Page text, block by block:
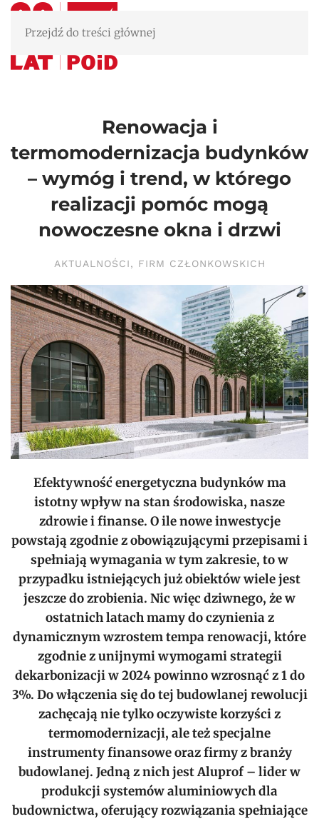
Przejdź do treści głównej
Renowacja i
termomodernizacja budynków
– wymóg i trend, w którego
realizacji pomóc mogą
nowoczesne okna i drzwi
AKTUALNOŚCI, FIRM CZŁONKOWSKICH
Efektywność energetyczna budynków ma
istotny wpływ na stan środowiska, nasze
zdrowie i finanse. O ile nowe inwestycje
powstają zgodnie z obowiązującymi przepisami i
spełniają wymagania w tym zakresie, to w
przypadku istniejących już obiektów wiele jest
jeszcze do zrobienia. Nic więc dziwnego, że w
ostatnich latach mamy do czynienia z
dynamicznym wzrostem tempa renowacji, które
zgodnie z unijnymi wymogami strategii
dekarbonizacji w 2024 powinno wzrosnąć z 1 do
3%. Do włączenia się do tej budowlanej rewolucji
zachęcają nie tylko oczywiste korzyści z
termomodernizacji, ale też specjalne
instrumenty finansowe oraz firmy z branży
budowlanej. Jedną z nich jest Aluprof – lider w
produkcji systemów aluminiowych dla
budownictwa, oferujący rozwiązania spełniające